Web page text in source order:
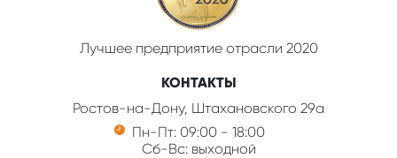
Лучшее предприятие отрасли 2020
КОНТАКТЫ
Ростов-на-Дону, Штахановского 29а
Пн-Пт: 09:00 - 18:00
Сб-Вс: выходной